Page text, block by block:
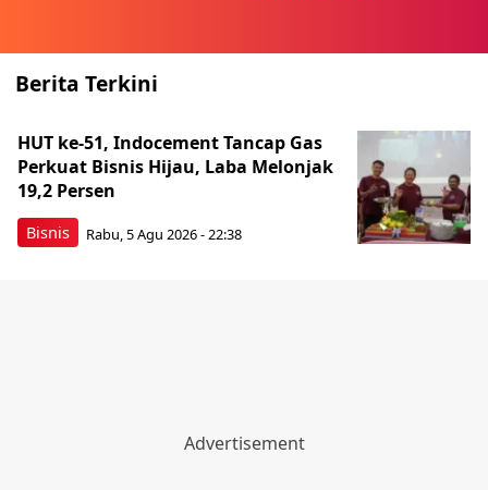
Berita Terkini
Bisnis
HUT ke-51, Indocement Tancap Gas
Perkuat Bisnis Hijau, Laba Melonjak
19,2 Persen
Rabu, 5 Agu 2026 - 22:38